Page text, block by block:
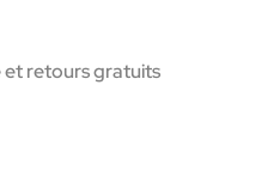
retours gratuits